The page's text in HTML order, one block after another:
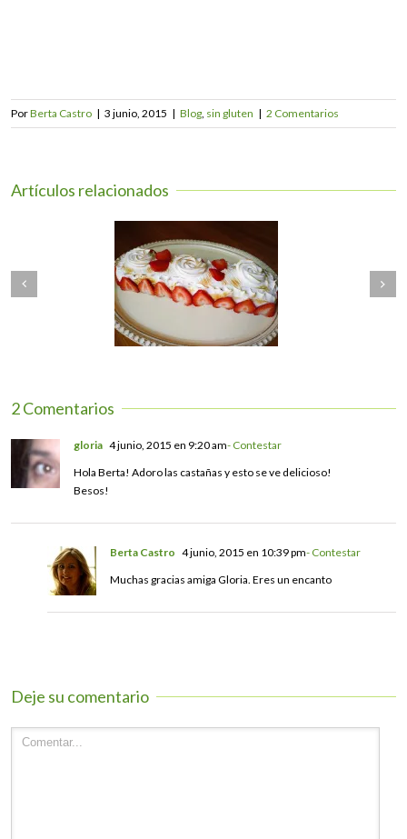
PorBerta Castro | 3 junio, 2015 | Blog sin gluten | 2 Comentarios
Artículos relacionados
DE GITANO SIN
GLUTEN
MANZANA sin gluten
Next
2 Comentarios
gloria 4 junio, 2015 en 9:20 am- Contestar
Hola Berta! Adoro las castañas y esto se ve delicioso!
Besos!
Berta Castro 4 junio, 2015 en 10:39 pm- Contestar
Muchas gracias amiga Gloria. Eres un encanto
Deje su comentario